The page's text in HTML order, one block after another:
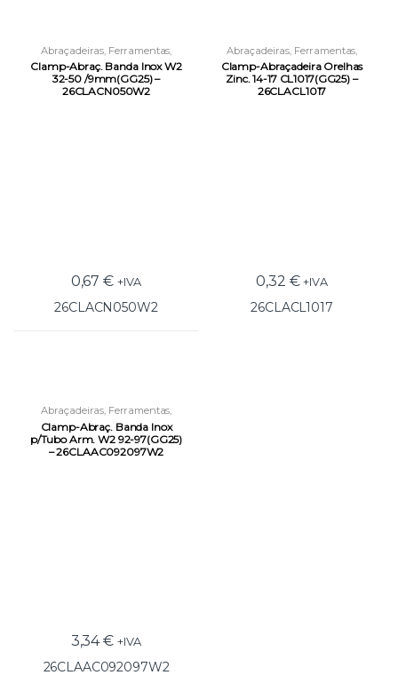
Abraçadeiras Ferramentas
Ferramentas de Fixação
Clamp-Abraç. Banda Inox W2
32-50 /9mm(GG25) –
26CLACN050W2
0,67€ +IVA
26CLACN050W2
Abraçadeiras Ferramentas
Ferramentas de Fixação
Clamp-Abraçadeira Orelhas
Zinc. 14-17 CL1017(GG25) –
26CLACL1017
0,32 € +IVA
26CLACL1017
Abraçadeiras, Ferramentas,
Ferramentas de Fixação
Clamp-Abraç. Banda Inox
p/Tubo Arm. W2 92-97(GG25)
– 26CLAAC092097W2
3,34€ +IVA
26CLAAC092097W2